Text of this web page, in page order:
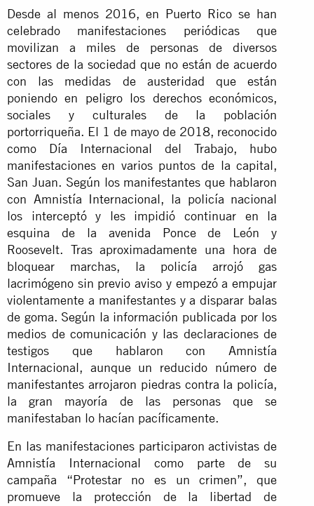
Desde al menos 2016, en Puerto Rico se han
celebrado manifestaciones periódicas que
movilizan a miles de personas de diversos
sectores de la sociedad que no están de acuerdo
con las medidas de austeridad que están
poniendo en peligro los derechos económicos,
sociales y culturales de la población
portorriqueña. El 1 de mayo de 2018, reconocido
como Día Internacional del Trabajo, hubo
manifestaciones en varios puntos de la capital,
San Juan. Según los manifestantes que hablaron
con Amnistía Internacional, la policía nacional
los interceptó y les impidió continuar en la
esquina de la avenida Ponce de León y
Roosevelt. Tras aproximadamente una hora de
bloquear marchas, la policía arrojó gas
lacrimógeno sin previo aviso y empezó a empujar
violentamente a manifestantes y a disparar balas
de goma. Según la información publicada por los
medios de comunicación y las declaraciones de
testigos que hablaron con Amnistía
Internacional, aunque un reducido número de
manifestantes arrojaron piedras contra la policía,
la gran mayoría de las personas que se
manifestaban lo hacían pacíficamente.
En las manifestaciones participaron activistas de
Amnistía Internacional como parte de su
campaña “Protestar no es un crimen”, que
promueve la protección de la libertad de